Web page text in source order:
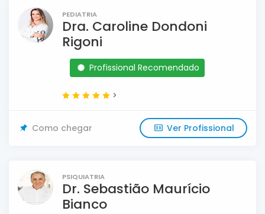
PEDIATRIA
Dra. Caroline Dondoni
Rigoni
Profissional Recomendado
>
Como chegar Ver Profissional
PSIQUIATRIA
Dr. Sebastião Maurí­cio
Bianco